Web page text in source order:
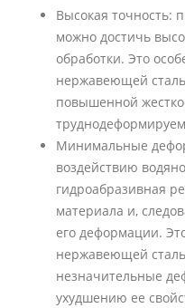
Высокая точность:
можно достичь
обработки. Это
нержавеющей
повышенной
Минимальные
воздействию
гидроабразивная
материала и,
его деформации.
нержавеющей
незначительные
ухудшению ее